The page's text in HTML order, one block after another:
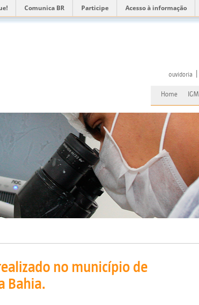
Comunica BR Participe Acesso à informação
ouvidoria
Home IGM
no município de
Bahia.